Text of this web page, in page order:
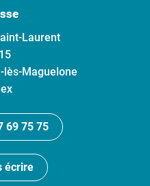
Laurent
lès-Maguelone
69 75 75
écrire